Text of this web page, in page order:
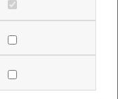
Universität Wien und
2020 ist er an der TU
Analysis bei
sind
Variationsrechnung
zulassen
Cookies zulassen
zulassen